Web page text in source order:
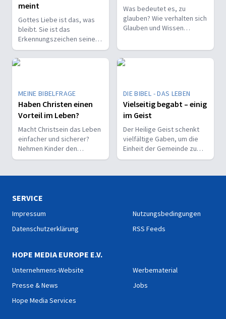
meint
Gottes Liebe ist das, was
bleibt. Sie ist das
Erkennungszeichen seiner
Kinder und trägt, wenn alles
andere vergeht.
Was bedeutet es, zu
glauben? Wie verhalten sich
Glauben und Wissen
Entscheidung?
MEINE BIBELFRAGE
Haben Christen einen
Vorteil im Leben?
Macht Christsein das Leben
einfacher und sicherer?
Nehmen Kinder den
Glauben leichter an als
DIE BIBEL - DAS LEBEN
Vielseitig begabt – einig
im Geist
Der Heilige Geist schenkt
vielfältige Gaben, um die
Einheit der Gemeinde zu
stärken und sie zu
Menschen zu bekennen.
SERVICE
Impressum
Datenschutzerklärung
Nutzungsbedingungen
RSS Feeds
HOPE MEDIA EUROPE E.V.
Unternehmens-Website
Presse & News
Hope Media Services
Werbematerial
Jobs